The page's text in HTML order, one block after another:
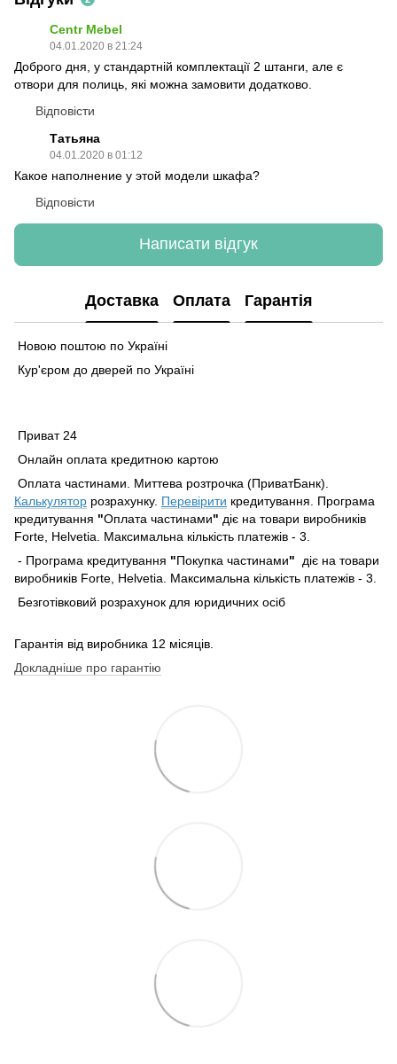
Centr Mebel
04.01.2020 в 21:24
Доброго дня, у стандартній комплектації 2 штанги, але є
отвори для полиць, які можна замовити додатково.
Відповісти
Татьяна
04.01.2020 в 01:12
Какое наполнение у этой модели шкафа?
Відповісти
Написати відгук
Доставка Оплата Гарантія
Новою поштою по Україні
Кур'єром до дверей по Україні
Приват 24
Онлайн оплата кредитною картою
Оплата частинами. Миттева розтрочка (ПриватБанк).
Калькулятор розрахунку. Перевірити кредитування. Програма
кредитування "Оплата частинами" діє на товари виробників
Forte, Helvetia. Максимальна кількість платежів - 3.
- Програма кредитування "Покупка частинами" діє на товари
виробників Forte, Helvetia. Максимальна кількість платежів - 3.
Безготівковий розрахунок для юридичних осіб
Гарантія від виробника 12 місяців.
Докладніше про гарантію